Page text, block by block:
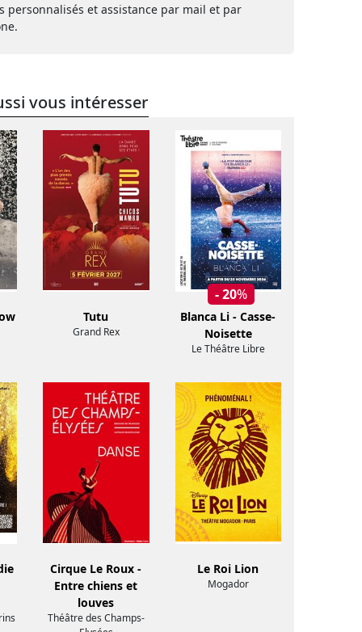
personnalisés et assistance par mail et par
vous intéresser
Tutu
Grand Rex
- 20%
Blanca Li - Casse-
Noisette
Le Théâtre Libre
Cirque Le Roux -
Entre chiens et
louves
Théâtre des Champs-
Le Roi Lion
Mogador